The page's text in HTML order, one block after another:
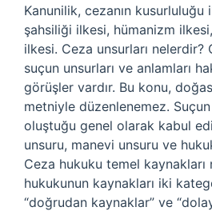
Kanunilik, cezanın kusurluluğu
şahsiliği ilkesi, hümanizm
ilkesi. Ceza unsurları
suçun unsurları ve anlamları
görüşler vardır. Bu konu,
metniyle düzenlenemez.
oluştuğu genel olarak kabul
unsuru, manevi unsuru ve
Ceza hukuku temel kaynakları
hukukunun kaynakları iki
“doğrudan kaynaklar” ve